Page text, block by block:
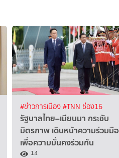
#ข่าวการเมือง#TNN ช่อง16
รัฐบาลไทย–เมียนมา กระชับ
มิตรภาพ เดินหน้าความร่วมมือ
เพื่อความมั่นคงร่วมกัน
14